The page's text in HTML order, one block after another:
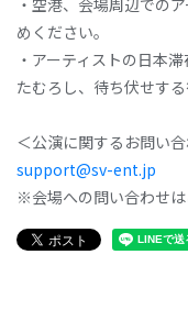
・空港、会場周辺での
めください。
・アーティストの日本
たむろし、待ち伏せす
＜公演に関するお問い
support@sv-ent.jp
※会場への問い合わせは